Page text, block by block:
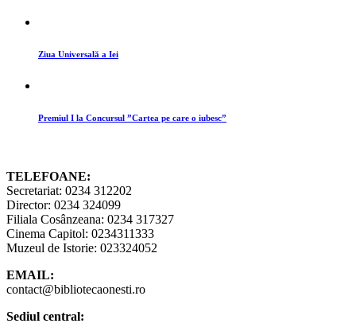
Ziua Universală a Iei
Premiul I la Concursul ”Cartea pe care o iubesc”
TELEFOANE:
Secretariat: 0234 312202
Director: 0234 324099
Filiala Cosânzeana: 0234 317327
Cinema Capitol: 0234311333
Muzeul de Istorie: 023324052
EMAIL:
contact@bibliotecaonesti.ro
Sediul central: